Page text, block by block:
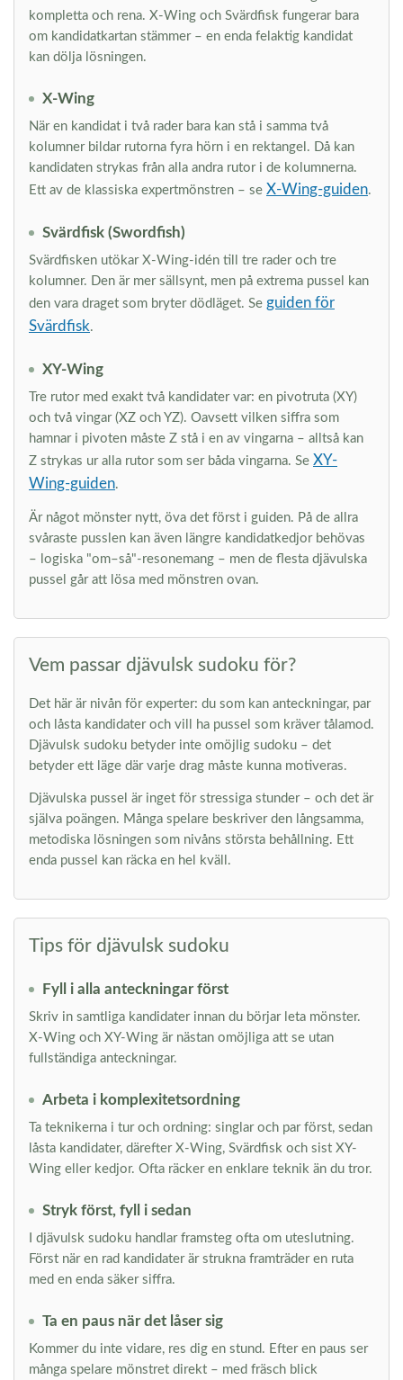
kompletta och rena. X-Wing och Svärdfisk fungerar bara
om kandidatkartan stämmer – en enda felaktig kandidat
kan dölja lösningen.
X-Wing
När en kandidat i två rader bara kan stå i samma två
kolumner bildar rutorna fyra hörn i en rektangel. Då kan
kandidaten strykas från alla andra rutor i de kolumnerna.
Ett av de klassiska expertmönstren – se X-Wing-guiden.
Svärdfisk (Swordfish)
Svärdfisken utökar X-Wing-idén till tre rader och tre
kolumner. Den är mer sällsynt, men på extrema pussel kan
den vara draget som bryter dödläget. Se guiden för
Svärdfisk.
XY-Wing
Tre rutor med exakt två kandidater var: en pivotruta (XY)
och två vingar (XZ och YZ). Oavsett vilken siffra som
hamnar i pivoten måste Z stå i en av vingarna – alltså kan
Z strykas ur alla rutor som ser båda vingarna. Se XY-
Wing-guiden.
Är något mönster nytt, öva det först i guiden. På de allra
svåraste pusslen kan även längre kandidatkedjor behövas
– logiska "om–så"-resonemang – men de flesta djävulska
pussel går att lösa med mönstren ovan.
Vem passar djävulsk sudoku för?
Det här är nivån för experter: du som kan anteckningar, par
och låsta kandidater och vill ha pussel som kräver tålamod.
Djävulsk sudoku betyder inte omöjlig sudoku – det
betyder ett läge där varje drag måste kunna motiveras.
Djävulska pussel är inget för stressiga stunder – och det är
själva poängen. Många spelare beskriver den långsamma,
metodiska lösningen som nivåns största behållning. Ett
enda pussel kan räcka en hel kväll.
Tips för djävulsk sudoku
Fyll i alla anteckningar först
Skriv in samtliga kandidater innan du börjar leta mönster.
X-Wing och XY-Wing är nästan omöjliga att se utan
fullständiga anteckningar.
Arbeta i komplexitetsordning
Ta teknikerna i tur och ordning: singlar och par först, sedan
låsta kandidater, därefter X-Wing, Svärdfisk och sist XY-
Wing eller kedjor. Ofta räcker en enklare teknik än du tror.
Stryk först, fyll i sedan
I djävulsk sudoku handlar framsteg ofta om uteslutning.
Först när en rad kandidater är strukna framträder en ruta
med en enda säker siffra.
Ta en paus när det låser sig
Kommer du inte vidare, res dig en stund. Efter en paus ser
många spelare mönstret direkt – med fräsch blick